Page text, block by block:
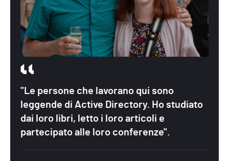
"Le persone che lavorano qui sono
leggende di Active Directory. Ho studiato
dai loro libri, letto i loro articoli e
partecipato alle loro conferenze".